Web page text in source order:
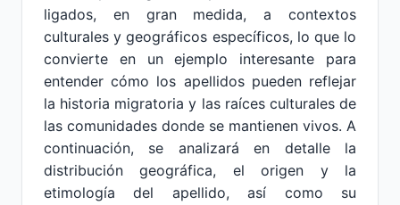
ligados, en gran medida, a contextos
culturales y geográficos específicos, lo que lo
convierte en un ejemplo interesante para
entender cómo los apellidos pueden reflejar
la historia migratoria y las raíces culturales de
las comunidades donde se mantienen vivos. A
continuación, se analizará en detalle la
distribución geográfica, el origen y la
etimología del apellido, así como su